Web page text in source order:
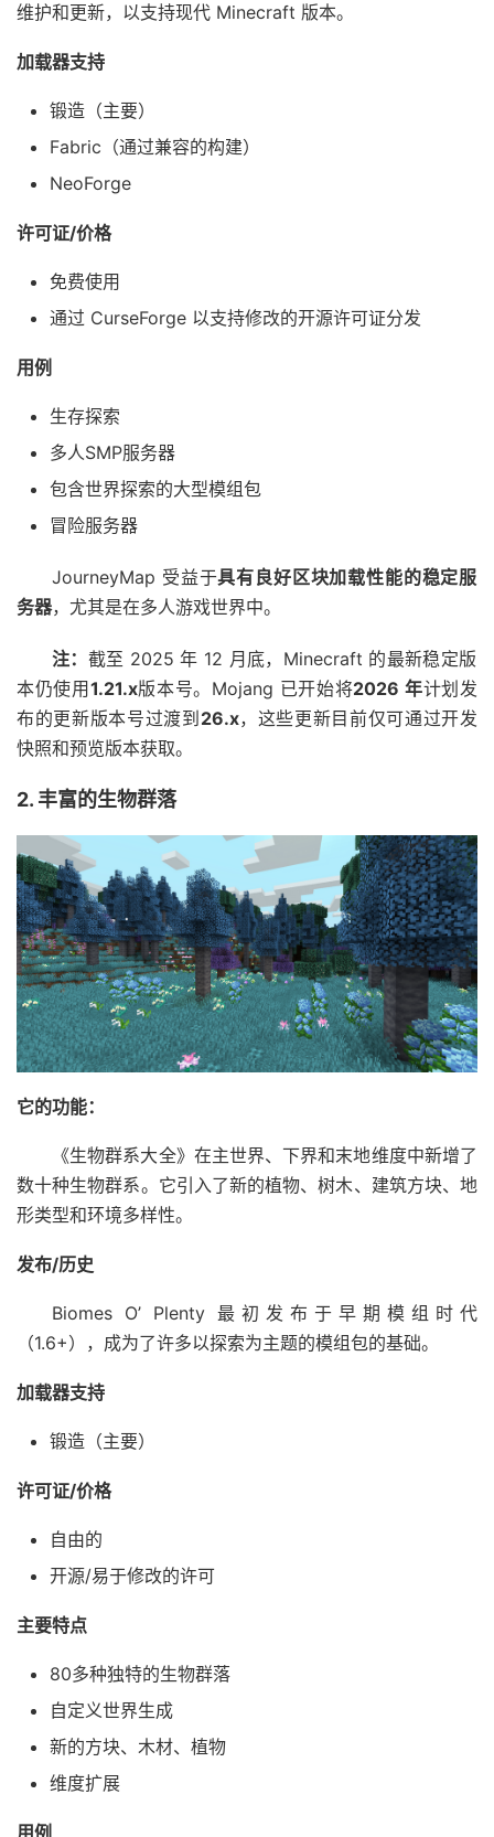
维护和更新，以支持现代 Minecraft 版本。
加载器支持
锻造（主要）
Fabric（通过兼容的构建）
NeoForge
许可证/价格
免费使用
通过 CurseForge 以支持修改的开源许可证分发
用例
生存探索
多人SMP服务器
包含世界探索的大型模组包
冒险服务器
JourneyMap 受益于具有良好区块加载性能的稳定服
务器，尤其是在多人游戏世界中。
注： 截至 2025 年 12 月底，Minecraft 的最新稳定版
本仍使用 1.21.x版本号。Mojang 已开始将2026 年计划发
布的更新版本号过渡到 26.x，这些更新目前仅可通过开发
快照和预览版本获取。
2. 丰富的生物群落
它的功能：
《生物群系大全》在主世界、下界和末地维度中新增了
数十种生物群系。它引入了新的植物、树木、建筑方块、地
形类型和环境多样性。
发布/历史
Biomes O’ Plenty 最初发布于早期模组时代
（1.6+），成为了许多以探索为主题的模组包的基础。
加载器支持
锻造（主要）
许可证/价格
自由的
开源/易于修改的许可
主要特点
80多种独特的生物群落
自定义世界生成
新的方块、木材、植物
维度扩展
用例